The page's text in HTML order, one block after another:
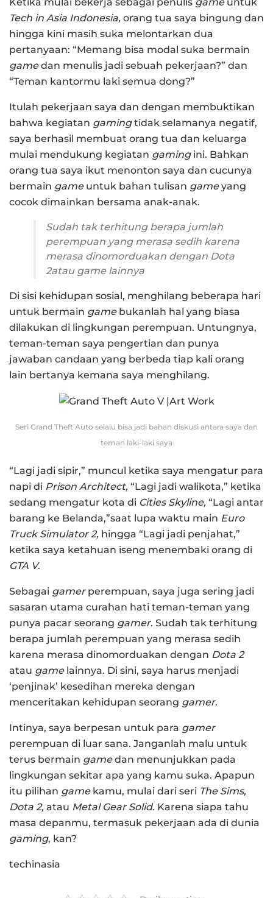
Tech in Asia Indonesia, orang tua saya bingung dan
hingga kini masih suka melontarkan dua
pertanyaan: “Memang bisa modal suka bermain
gamedan menulis jadi sebuah pekerjaan?” dan
“Teman kantormu laki semua dong?”
Itulah pekerjaan saya dan dengan membuktikan
bahwa kegiatan gamingtidak selamanya negatif,
saya berhasil membuat orang tua dan keluarga
mulai mendukung kegiatan gaming ini. Bahkan
orang tua saya ikut menonton saya dan cucunya
bermain game untuk bahan tulisan gameyang
cocok dimainkan bersama anak-anak.
Sudah tak terhitung berapa jumlah
perempuan yang merasa sedih karena
merasa dinomorduakan dengan Dota
2atau game lainnya
Di sisi kehidupan sosial, menghilang beberapa hari
untuk bermain gamebukanlah hal yang biasa
dilakukan di lingkungan perempuan. Untungnya,
teman-teman saya pengertian dan punya
jawaban candaan yang berbeda tiap kali orang
lain bertanya kemana saya menghilang.
Seri Grand Theft Auto selalu bisa jadi bahan diskusi antara saya dan
teman laki-laki saya
“Lagi jadi sipir,” muncul ketika saya mengatur para
napi di Prison Architect, “Lagi jadi walikota,” ketika
sedang mengatur kota di Cities Skyline, “Lagi antar
barang ke Belanda,”saat lupa waktu main Euro
Truck Simulator 2, hingga “Lagi jadi penjahat,”
ketika saya ketahuan iseng menembaki orang di
GTA V.
Sebagai gamer perempuan, saya juga sering jadi
sasaran utama curahan hati teman-teman yang
punya pacar seorang gamer. Sudah tak terhitung
berapa jumlah perempuan yang merasa sedih
karena merasa dinomorduakan dengan Dota 2
atau game lainnya. Di sini, saya harus menjadi
‘penjinak’ kesedihan mereka dengan
menceritakan kehidupan seorang gamer.
Intinya, saya berpesan untuk para gamer
perempuan di luar sana. Janganlah malu untuk
terus bermain gamedan menunjukkan pada
lingkungan sekitar apa yang kamu suka. Apapun
itu pilihan game kamu, mulai dari seri The Sims,
Dota 2, atau Metal Gear Solid. Karena siapa tahu
masa depanmu, termasuk pekerjaan ada di dunia
gaming, kan?
techinasia